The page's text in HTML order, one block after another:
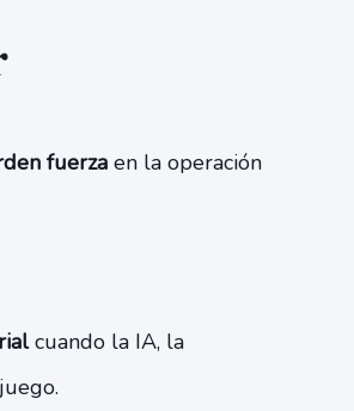
fuerzaen la operación
cuando la IA, la